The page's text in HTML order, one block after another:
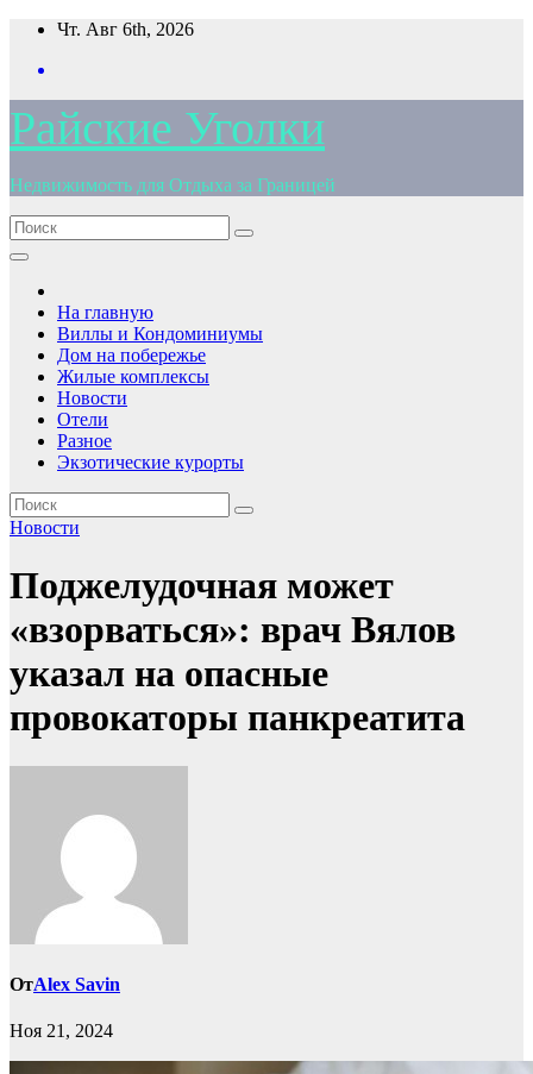
Перейти
содержимому
Чт. Авг 6th, 2026
Райские Уголки
Недвижимость для Отдыха за Границей
На главную
Виллы и Кондоминиумы
Дом на побережье
Жилые комплексы
Новости
Отели
Разное
Экзотические курорты
Новости
Поджелудочная может
«взорваться»: врач Вялов
указал на опасные
провокаторы панкреатита
ОтAlex Savin
Ноя 21, 2024